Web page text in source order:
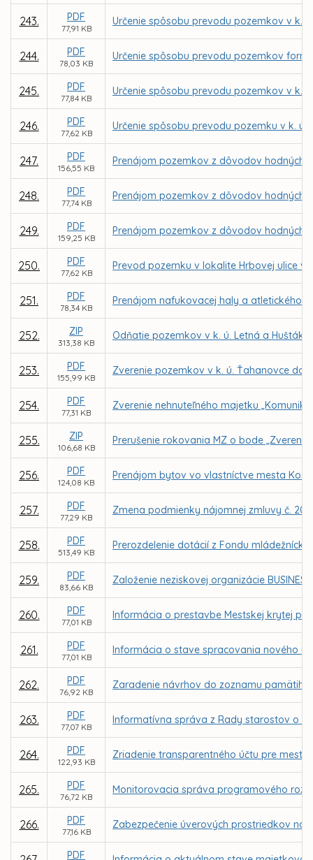
243. PDF
77,91 KB
Určenie spôsobu prevodu pozemkov v k.
244. PDF
78,03 KB
Určenie spôsobu prevodu pozemkov
245. PDF
77,84 KB
Určenie spôsobu prevodu pozemkov v k.
246. PDF
77,62 KB
Určenie spôsobu prevodu pozemku v k.
247. PDF
156,55 KB
Prenájom pozemkov z dôvodov hodných
248. PDF
77,74 KB
Prenájom pozemkov z dôvodov hodných
249. PDF
159,25 KB
Prenájom pozemkov z dôvodov hodných
250. PDF
77,62 KB
Prevod pozemku v lokalite Hrbovej ulice v
251. PDF
78,34 KB
Prenájom nafukovacej haly a atletického
252. ZIP
313,38 KB
Odňatie pozemkov v k. ú. Letná a
253. PDF
155,99 KB
Zverenie pozemkov v k. ú. Ťahanovce do
254. PDF
77,31 KB
Zverenie nehnuteľného majetku
255. ZIP
106,68 KB
Prerušenie rokovania MZ o bode
256. PDF
124,08 KB
Prenájom bytov vo vlastníctve mesta
257. PDF
77,29 KB
Zmena podmienky nájomnej zmluvy č.
258. PDF
513,49 KB
Prerozdelenie dotácií z Fondu
259. PDF
83,66 KB
Založenie neziskovej organizácie
260. PDF
77,01 KB
Informácia o prestavbe Mestskej krytej
261. PDF
77,01 KB
Informácia o stave spracovania nového
262. PDF
76,92 KB
Zaradenie návrhov do zoznamu
263. PDF
77,07 KB
Informatívna správa z Rady starostov o
264. PDF
122,93 KB
Zriadenie transparentného účtu pre
265. PDF
76,72 KB
Monitorovacia správa programového
266. PDF
77,16 KB
Zabezpečenie úverových prostriedkov na
PDF